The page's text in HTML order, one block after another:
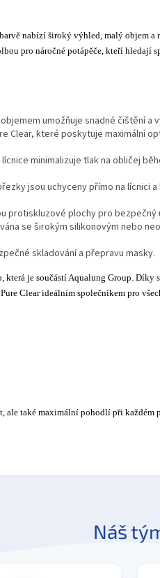
nabízí široký výhled, malý objem
pro náročné potápěče, kteří hledají
umožňuje snadné čištění a
Clear, které poskytuje maximální
minimalizuje tlak na obličej
jsou uchyceny přímo na lícnici
protiskluzové plochy pro bezpečný
se širokým silikonovým nebo
skladování a přepravu masky.
je součástí Aqualung Group. Díky
Clear ideálním společníkem pro
také maximální pohodlí při každém
Náš